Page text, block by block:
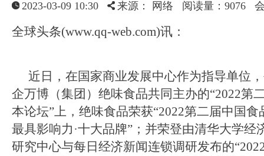
2023-03-09 10:30 来源： 网络 阅读量：9076
全球头条(www.qq-web.com)讯：
近日，在国家商业发展中心作为指导单位
企万博（集团）绝味食品共同主办的“2022第
本论坛”上，绝味食品荣获“2022第二届中国
最具影响力·十大品牌”；并荣登由清华大学经
研究中心与每日经济新闻连锁调研发布的